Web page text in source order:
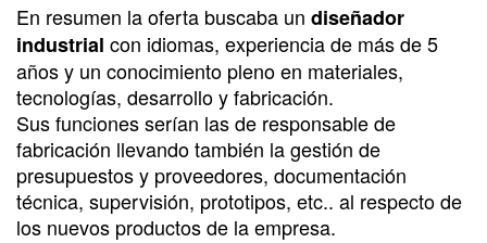
En resumen la oferta buscaba un diseñador
industrial con idiomas, experiencia de más de 5
años y un conocimiento pleno en materiales,
tecnologías, desarrollo y fabricación.
Sus funciones serían las de responsable de
fabricación llevando también la gestión de
presupuestos y proveedores, documentación
técnica, supervisión, prototipos, etc.. al respecto de
los nuevos productos de la empresa.